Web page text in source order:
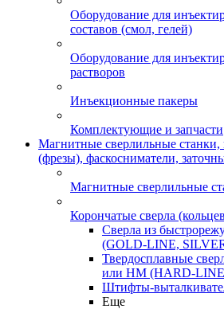
Оборудование для
составов (смол, гелей)
Оборудование для
растворов
Инъекционные пакеры
Комплектующие и запчасти
Магнитные сверлильные станки,
(фрезы), фаскосниматели,
Магнитные сверлильные
Корончатые сверла
Сверла из
(GOLD-LINE,
Твердосплавные
или HM (HARD-
Штифты-
Еще